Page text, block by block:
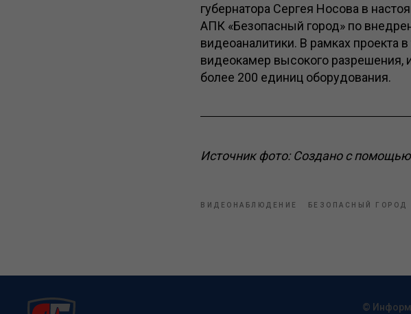
губернатора Сергея Носова в
АПК «Безопасный город» по
видеоаналитики. В рамках проекта
видеокамер высокого разрешения,
более 200 единиц оборудования.
Источник фото: Создано с
ВИДЕОНАБЛЮДЕНИЕ БЕЗОПАСНЫЙ ГОРОД
©